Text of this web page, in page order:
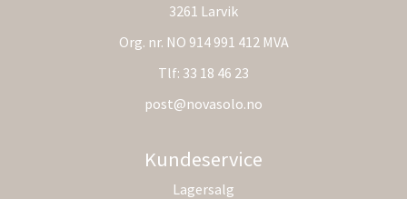
3261 Larvik
Org. nr. NO 914 991 412 MVA
Tlf: 33 18 46 23
post@novasolo.no
Kundeservice
Lagersalg